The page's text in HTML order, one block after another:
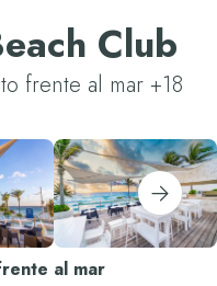
Club
frente al mar +18
al mar